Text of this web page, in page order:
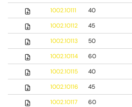
1002.10111
40
1002.10112
45
1002.10113
50
1002.10114
60
1002.10115
40
1002.10116
45
1002.10117
60